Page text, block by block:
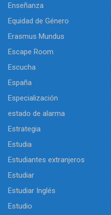
Enseñanza
Equidad de Género
Erasmus Mundus
Escape Room
Escucha
España
Especialización
estado de alarma
Estrategia
Estudia
Estudiantes extranjeros
Estudiar
Estudiar Inglés
Estudio